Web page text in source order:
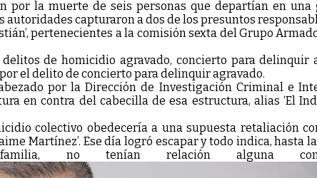
por la muerte de seis personas que departían en
autoridades capturaron a dos de los presuntos
pertenecientes a la comisión sexta del Grupo
de homicidio agravado, concierto para delinquir
el delito de concierto para delinquir agravado.
por la Dirección de Investigación Criminal e
en contra del cabecilla de esa estructura, alias ‘El
colectivo obedecería a una supuesta retaliación
Martínez’. Ese día logró escapar y todo indica, hasta
no tenían relación alguna